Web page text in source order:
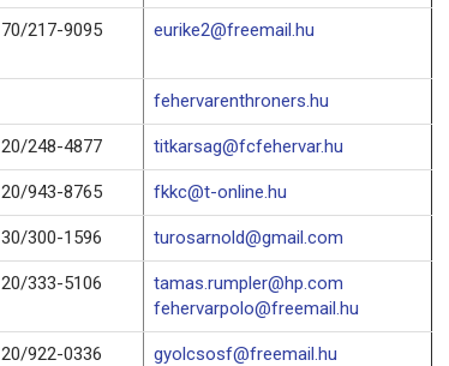
70/217-9095 eurike2@freemail.hu
fehervarenthroners.hu
20/248-4877 titkarsag@fcfehervar.hu
20/943-8765 fkkc@t-online.hu
30/300-1596 turosarnold@gmail.com
20/333-5106
tamas.rumpler@hp.com
fehervarpolo@freemail.hu
20/922-0336
gyolcsosf@freemail.hu